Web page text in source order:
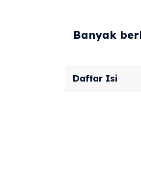
Banyak
Daftar Isi